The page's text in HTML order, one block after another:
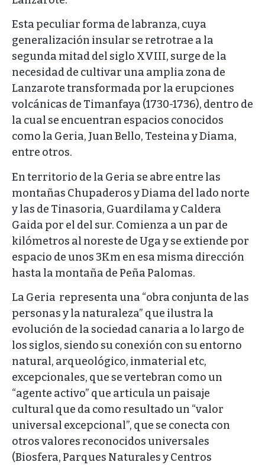
Esta peculiar forma de labranza, cuya
generalización insular se retrotrae a la
segunda mitad del siglo XVIII, surge de la
necesidad de cultivar una amplia zona de
Lanzarote transformada por la erupciones
volcánicas de Timanfaya (1730-1736), dentro de
la cual se encuentran espacios conocidos
como la Geria, Juan Bello, Testeina y Diama,
entre otros.
En territorio de la Geria se abre entre las
montañas Chupaderos y Diama del lado norte
y las de Tinasoria, Guardilama y Caldera
Gaida por el del sur. Comienza a un par de
kilómetros al noreste de Uga y se extiende por
espacio de unos 3Km en esa misma dirección
hasta la montaña de Peña Palomas.
La Geria representa una “obra conjunta de las
personas y la naturaleza” que ilustra la
evolución de la sociedad canaria a lo largo de
los siglos, siendo su conexión con su entorno
natural, arqueológico, inmaterial etc,
excepcionales, que se vertebran como un
“agente activo” que articula un paisaje
cultural que da como resultado un “valor
universal excepcional”, que se conecta con
otros valores reconocidos universales
(Biosfera, Parques Naturales y Centros